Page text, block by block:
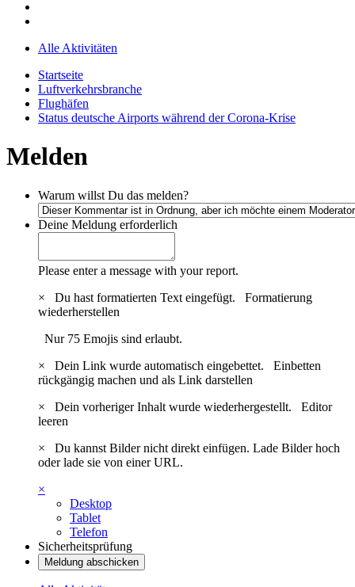
Alle Aktivitäten
Startseite
Luftverkehrsbranche
Flughäfen
Status deutsche Airports während der Corona-Krise
Melden
Warum willst Du das melden?
Deine Meldung erforderlich
Please enter a message with your report.
×
Du hast formatierten Text eingefügt. Formatierung
wiederherstellen
Nur 75 Emojis sind erlaubt.
×
Dein Link wurde automatisch eingebettet. Einbetten
rückgängig machen und als Link darstellen
×
Dein vorheriger Inhalt wurde wiederhergestellt. Editor
leeren
×
Du kannst Bilder nicht direkt einfügen. Lade Bilder hoch
oder lade sie von einer URL.
×
Desktop
Tablet
Telefon
Sicherheitsprüfung
Meldung abschicken